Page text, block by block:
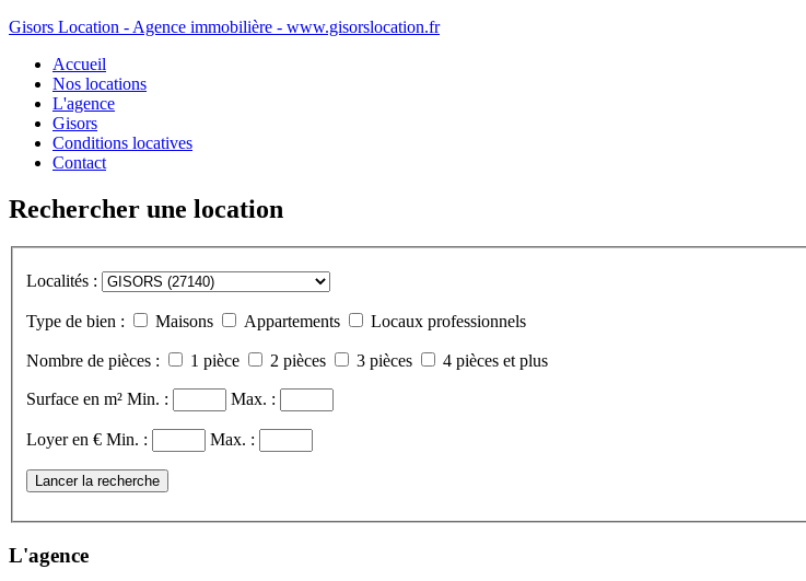
Gisors Location - Agence immobilière - www.gisorslocation.fr
Accueil
Nos locations
L'agence
Gisors
Conditions locatives
Contact
Rechercher une location
Localités :
Type de bien : Maisons Appartements Locaux professionnels
Nombre de pièces : 1 pièce 2 pièces 3 pièces 4 pièces et plus
Surface en m² Min. : Max. :
Loyer en € Min. : Max. :
Lancer la recherche
L'agence